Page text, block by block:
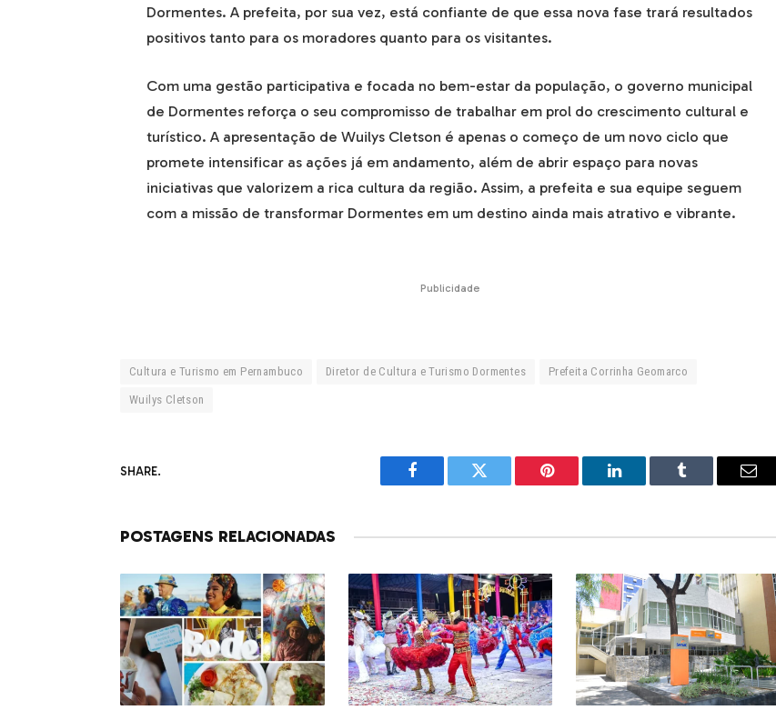
Dormentes. A prefeita, por sua vez, está confiante de que essa nova fase trará resultados
positivos tanto para os moradores quanto para os visitantes.
Com uma gestão participativa e focada no bem-estar da população, o governo municipal
de Dormentes reforça o seu compromisso de trabalhar em prol do crescimento cultural e
turístico. A apresentação de Wuilys Cletson é apenas o começo de um novo ciclo que
promete intensificar as ações já em andamento, além de abrir espaço para novas
iniciativas que valorizem a rica cultura da região. Assim, a prefeita e sua equipe seguem
com a missão de transformar Dormentes em um destino ainda mais atrativo e vibrante.
Publicidade
Cultura e Turismo em Pernambuco Diretor de Cultura e Turismo Dormentes Prefeita Corrinha Geomarco
Wuilys Cletson
SHARE.
Facebook Twitter Pinterest LinkedIn Tumblr
POSTAGENS RELACIONADAS